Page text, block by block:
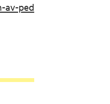
av-ped